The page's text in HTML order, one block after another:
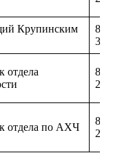
Крупинским
8-(496-
31-90
отдела
8-(496-
24-79
отдела по АХЧ
8-(496-
24-79